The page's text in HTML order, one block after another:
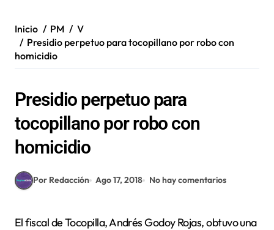
Inicio PM
V
Presidio perpetuo para tocopillano por robo con
homicidio
Presidio perpetuo para
tocopillano por robo con
homicidio
Por Redacción Ago 17, 2018 No hay comentarios
El fiscal de Tocopilla, Andrés Godoy Rojas, obtuvo una